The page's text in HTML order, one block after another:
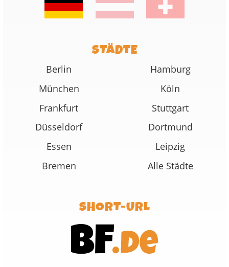
STÄDTE
Berlin
Hamburg
München
Köln
Frankfurt
Stuttgart
Düsseldorf
Dortmund
Essen
Leipzig
Bremen
Alle Städte
SHORT-URL